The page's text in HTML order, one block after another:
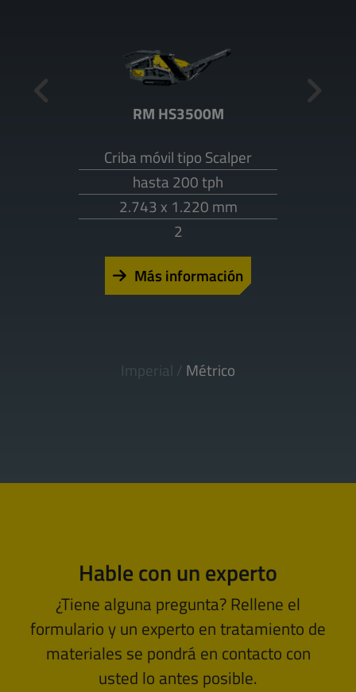
RM HS3500M
Criba móvil tipo Scalper
hasta 200 tph
2.743 x 1.220 mm
2
Más información
Imperial / Métrico
Hable con un experto
¿Tiene alguna pregunta? Rellene el
formulario y un experto en tratamiento de
materiales se pondrá en contacto con
usted lo antes posible.